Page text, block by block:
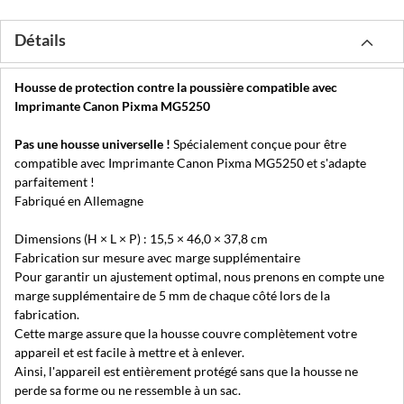
Détails
Housse de protection contre la poussière compatible avec
Imprimante Canon Pixma MG5250
Pas une housse universelle ! Spécialement conçue pour être
compatible avec Imprimante Canon Pixma MG5250 et s'adapte
parfaitement !
Fabriqué en Allemagne
Dimensions (H × L × P) : 15,5 × 46,0 × 37,8 cm
Fabrication sur mesure avec marge supplémentaire
Pour garantir un ajustement optimal, nous prenons en compte une
marge supplémentaire de 5 mm de chaque côté lors de la
fabrication.
Cette marge assure que la housse couvre complètement votre
appareil et est facile à mettre et à enlever.
Ainsi, l'appareil est entièrement protégé sans que la housse ne
perde sa forme ou ne ressemble à un sac.